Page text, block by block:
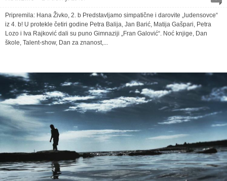
Pripremila: Hana Živko, 2. b Predstavljamo simpatične i darovite „ludensovce“
iz 4. b! U protekle četiri godine Petra Balija, Jan Barić, Matija Gašpari, Petra
Lozo i Iva Rajković dali su puno Gimnaziji „Fran Galović“. Noć knjige, Dan
škole, Talent-show, Dan za znanost,...